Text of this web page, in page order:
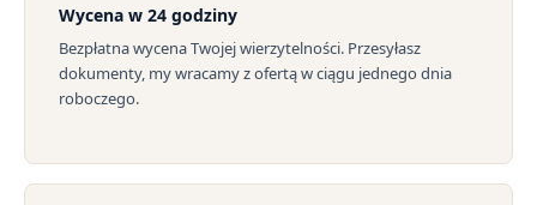
Wycena w 24 godziny
Bezpłatna wycena Twojej wierzytelności. Przesyłasz
dokumenty, my wracamy z ofertą w ciągu jednego dnia
roboczego.